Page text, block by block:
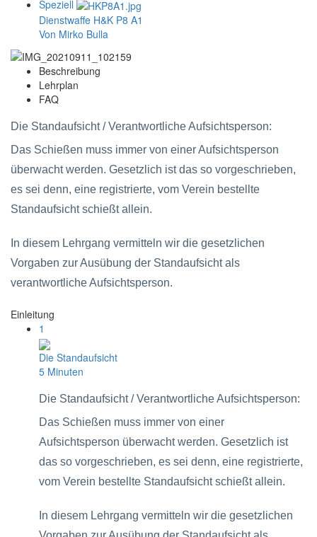
Speziell
Dienstwaffe H&K P8 A1
Von Mirko Bulla
Beschreibung
Lehrplan
FAQ
Die Standaufsicht / Verantwortliche Aufsichtsperson:
Das Schießen muss immer von einer Aufsichtsperson
überwacht werden. Gesetzlich ist das so vorgeschrieben,
es sei denn, eine registrierte, vom Verein bestellte
Standaufsicht schießt allein.
In diesem Lehrgang vermitteln wir die gesetzlichen
Vorgaben zur Ausübung der Standaufsicht als
verantwortliche Aufsichtsperson.
Einleitung
1
Die Standaufsicht
5 Minuten
Die Standaufsicht / Verantwortliche Aufsichtsperson:
Das Schießen muss immer von einer
Aufsichtsperson überwacht werden. Gesetzlich ist
das so vorgeschrieben, es sei denn, eine registrierte,
vom Verein bestellte Standaufsicht schießt allein.
In diesem Lehrgang vermitteln wir die gesetzlichen